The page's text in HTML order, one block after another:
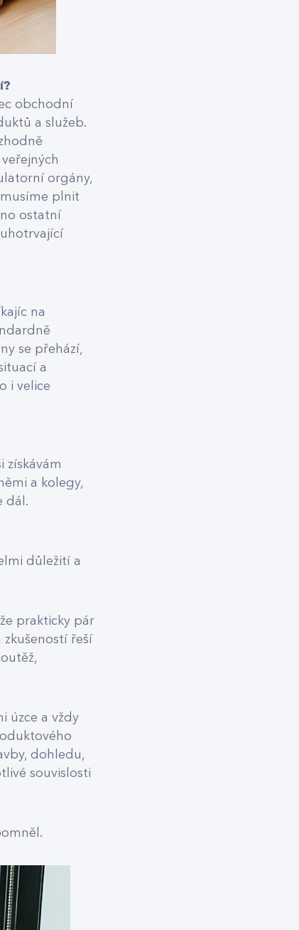
obchodní
a služeb.
orgány,
plnit
ostatní
na
se přehází,
a
i velice
získávám
a kolegy,
dál.
důležití a
prakticky pár
řeší
úzce a vždy
dohledu,
souvislosti